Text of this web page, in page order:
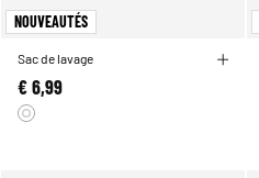
NOUVEAUTÉS
Sac de lavage
€ 6,99